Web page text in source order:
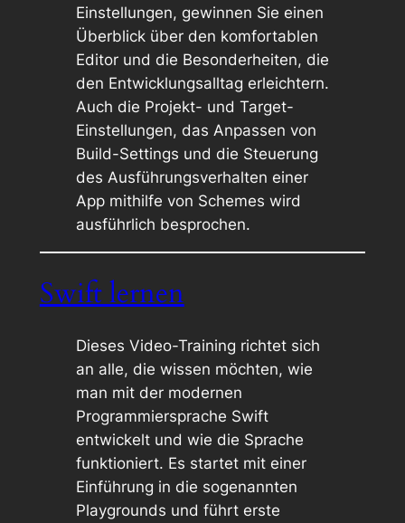
Einstellungen, gewinnen Sie einen
Überblick über den komfortablen
Editor und die Besonderheiten, die
den Entwicklungsalltag erleichtern.
Auch die Projekt- und Target-
Einstellungen, das Anpassen von
Build-Settings und die Steuerung
des Ausführungsverhalten einer
App mithilfe von Schemes wird
ausführlich besprochen.
Swift lernen
Dieses Video-Training richtet sich
an alle, die wissen möchten, wie
man mit der modernen
Programmiersprache Swift
entwickelt und wie die Sprache
funktioniert. Es startet mit einer
Einführung in die sogenannten
Playgrounds und führt erste